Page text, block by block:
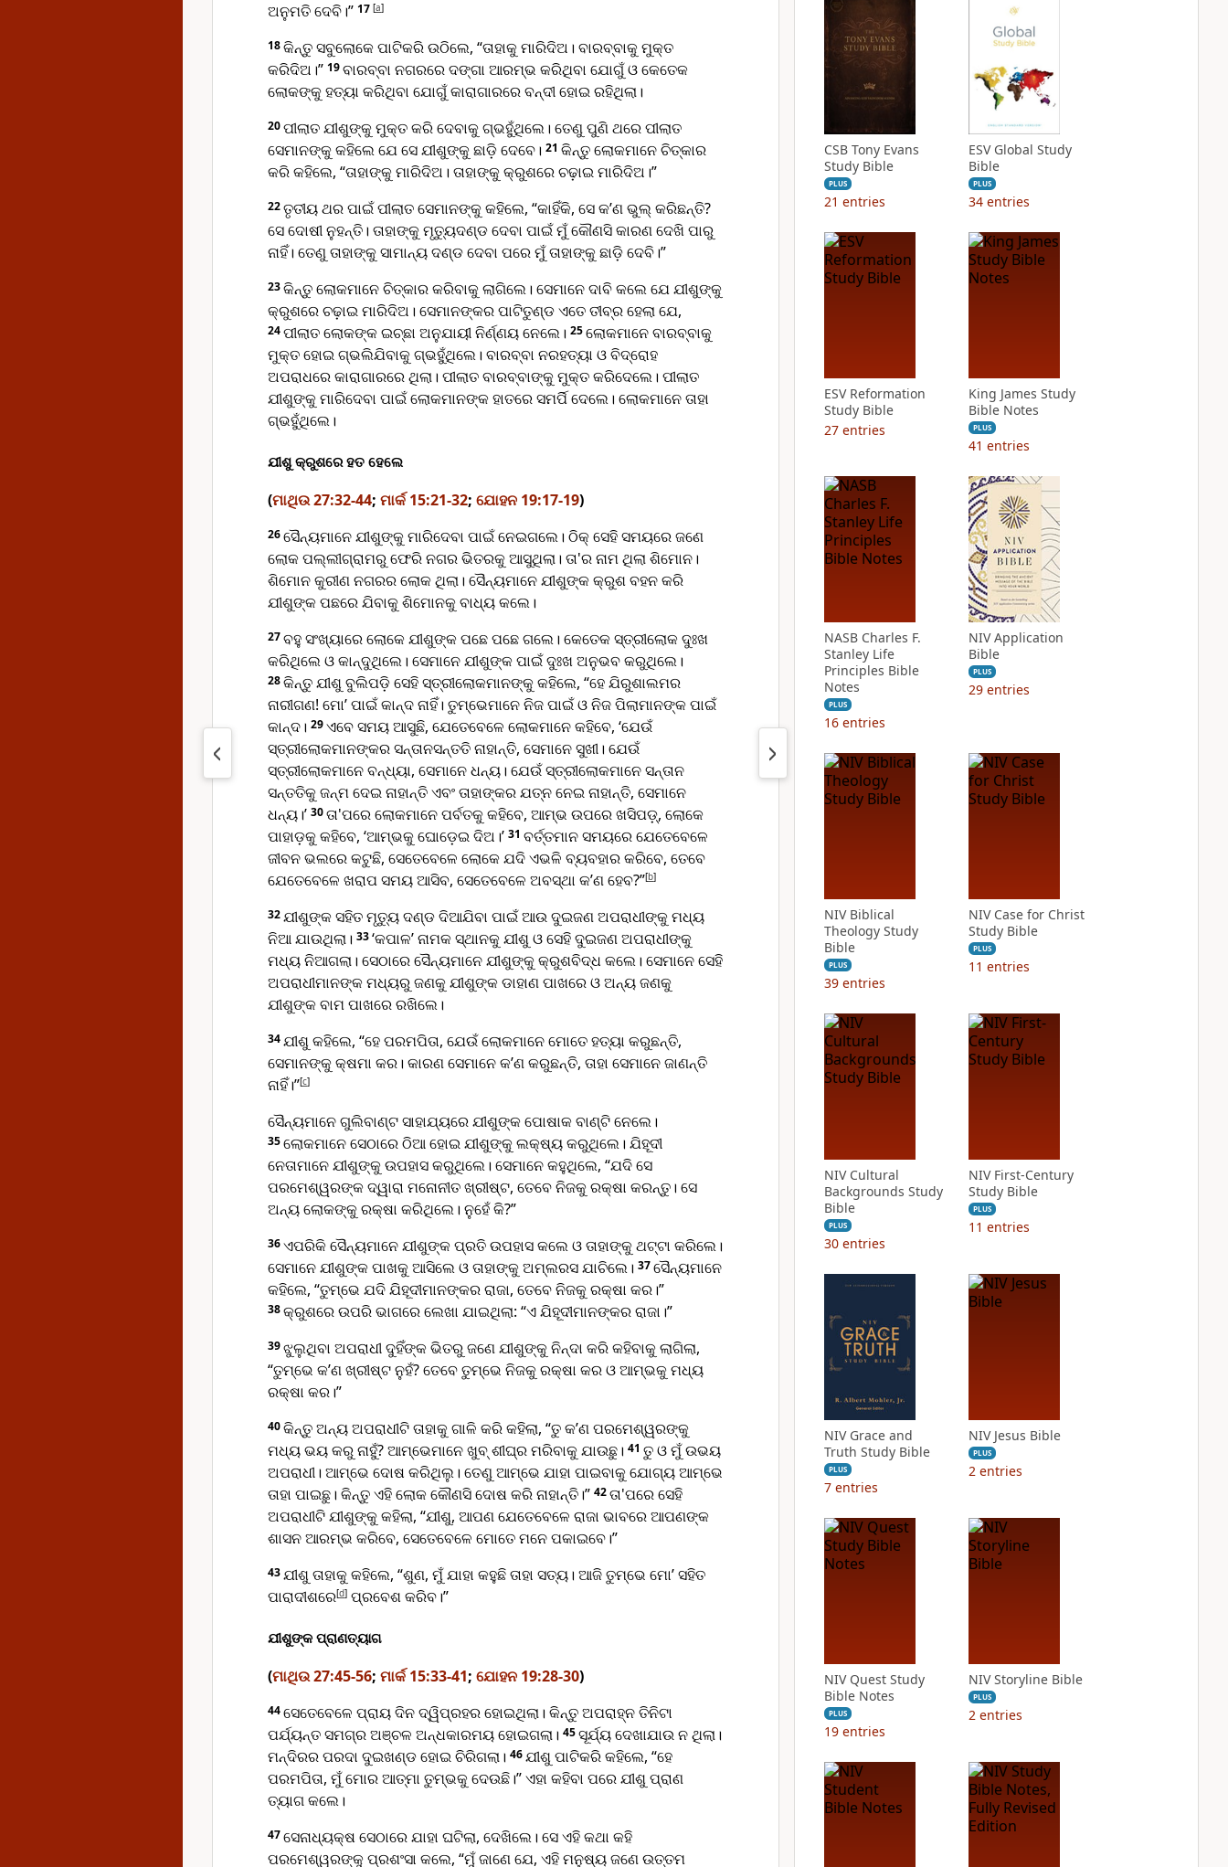
ଅନୁମତି ଦେବି।” 17 [a]
18କିନ୍ତୁ ସବୁଲୋକେ ପାଟିକରି ଉଠିଲେ, “ତାହାକୁ ମାରିଦିଅ। ବାର‌ବ୍‌ବାକୁ ମୁକ୍ତ
କରିଦିଅ।” 19ବାର‌ବ୍‌ବା ନଗରରେ ଦଙ୍ଗା ଆରମ୍ଭ କରିଥିବା ଯୋଗୁଁ ଓ କେତେକ
ଲୋକଙ୍କୁ ହତ୍ୟା କରିଥିବା ଯୋଗୁଁ କାରାଗାରରେ ବନ୍ଦୀ ହୋଇ ରହିଥିଲା।
20ପୀଲାତ ଯୀଶୁଙ୍କୁ ମୁକ୍ତ କରି ଦେବାକୁ ଗ୍ଭହୁଁଥିଲେ। ତେଣୁ ପୁଣି ଥରେ ପୀଲାତ
ସେମାନଙ୍କୁ କହିଲେ ଯେ ସେ ଯୀଶୁଙ୍କୁ ଛାଡ଼ି ଦେବେ। 21 କିନ୍ତୁ ଲୋକମାନେ ଚିତ୍କାର
କରି କହିଲେ, “ତାହାଙ୍କୁ ମାରିଦିଅ। ତାହାଙ୍କୁ କ୍ରୁଶରେ ଚଢ଼ାଇ ମାରିଦିଅ।”
22ତୃତୀୟ ଥର ପାଇଁ ପୀଲାତ ସେମାନଙ୍କୁ କହିଲେ, “କାହିଁକି, ସେ କ’ଣ ଭୁଲ୍ କରିଛନ୍ତି?
ସେ ଦୋଷୀ ନୁହନ୍ତି। ତାହାଙ୍କୁ ମୃତ୍ୟୁଦଣ୍ଡ ଦେବା ପାଇଁ ମୁଁ କୌଣସି କାରଣ ଦେଖି ପାରୁ
ନାହିଁ। ତେଣୁ ତାହାଙ୍କୁ ସାମାନ୍ୟ ଦଣ୍ଡ ଦେବା ପରେ ମୁଁ ତାହାଙ୍କୁ ଛାଡ଼ି ଦେବି।”
23କିନ୍ତୁ ଲୋକମାନେ ଚିତ୍କାର କରିବାକୁ ଲାଗିଲେ। ସେମାନେ ଦାବି କଲେ ଯେ ଯୀଶୁଙ୍କୁ
କ୍ରୁଶରେ ଚଢ଼ାଇ ମାରିଦିଅ। ସେମାନଙ୍କର ପାଟିତୁଣ୍ଡ ଏତେ ତୀବ୍ର ହେଲା ଯେ,
24ପୀଲାତ ଲୋକଙ୍କ ଇଚ୍ଛା ଅନୁଯାୟୀ ନିର୍ଣ୍ଣୟ ନେଲେ। 25ଲୋକମାନେ ବାର‌ବ୍‌ବାକୁ
ମୁକ୍ତ ହୋଇ ଗ୍ଭଲିଯିବାକୁ ଗ୍ଭହୁଁଥିଲେ। ବାର‌ବ୍‌ବା ନରହତ୍ୟା ଓ ବିଦ୍ରୋହ
ଅପରାଧରେ କାରାଗାରରେ ଥିଲା। ପୀଲାତ ବାର‌ବ୍‌ବାଙ୍କୁ ମୁକ୍ତ କରିଦେଲେ। ପୀଲାତ
ଯୀଶୁଙ୍କୁ ମାରିଦେବା ପାଇଁ ଲୋକମାନଙ୍କ ହାତରେ ସମର୍ପି ଦେଲେ। ଲୋକମାନେ ତାହା
ଗ୍ଭହୁଁଥିଲେ।
ଯୀଶୁ କ୍ରୁଶରେ ହତ ହେଲେ
(ମାଥିଉ 27:32-44; ମାର୍କ 15:21-32; ଯୋହନ 19:17-19)
26ସୈନ୍ୟମାନେ ଯୀଶୁଙ୍କୁ ମାରିଦେବା ପାଇଁ ନେଇଗଲେ। ଠିକ୍ ସେହି ସମୟରେ ଜଣେ
ଲୋକ ପଲ୍ଲୀଗ୍ରାମରୁ ଫେରି ନଗର ଭିତରକୁ ଆସୁଥିଲା। ତା'ର ନାମ ଥିଲା ଶିମୋନ।
ଶିମୋନ କୁରୀଣ ନଗରର ଲୋକ ଥିଲା। ସୈନ୍ୟମାନେ ଯୀଶୁଙ୍କ କ୍ରୁଶ ବହନ କରି
ଯୀଶୁଙ୍କ ପଛରେ ଯିବାକୁ ଶିମୋନକୁ ବାଧ୍ୟ କଲେ।
27ବହୁ ସଂଖ୍ୟାରେ ଲୋକେ ଯୀଶୁଙ୍କ ପଛେ ପଛେ ଗଲେ। କେତେକ ସ୍ତ୍ରୀଲୋକ ଦୁଃଖ
କରିଥିଲେ ଓ କାନ୍ଦୁଥିଲେ। ସେମାନେ ଯୀଶୁଙ୍କ ପାଇଁ ଦୁଃଖ ଅନୁଭବ କରୁଥିଲେ।
28କିନ୍ତୁ ଯୀଶୁ ବୁଲିପଡ଼ି ସେହି ସ୍ତ୍ରୀଲୋକମାନଙ୍କୁ କହିଲେ, “ହେ ଯିରୁଶାଲମର
ନାରୀଗଣ! ମୋ’ ପାଇଁ କାନ୍ଦ ନାହିଁ। ତୁମ୍ଭେମାନେ ନିଜ ପାଇଁ ଓ ନିଜ ପିଲାମାନଙ୍କ ପାଇଁ
କାନ୍ଦ। 29ଏବେ ସମୟ ଆସୁଛି, ଯେତେବେଳେ ଲୋକମାନେ କହିବେ, ‘ଯେଉଁ
ସ୍ତ୍ରୀଲୋକମାନଙ୍କର ସନ୍ତାନସନ୍ତତି ନାହାନ୍ତି, ସେମାନେ ସୁଖୀ। ଯେଉଁ
ସ୍ତ୍ରୀଲୋକମାନେ ବନ୍ଧ୍ୟା, ସେମାନେ ଧନ୍ୟ। ଯେଉଁ ସ୍ତ୍ରୀଲୋକମାନେ ସନ୍ତାନ
ସନ୍ତତିକୁ ଜନ୍ମ ଦେଇ ନାହାନ୍ତି ଏବଂ ତାହାଙ୍କର ଯତ୍ନ ନେଇ ନାହାନ୍ତି, ସେମାନେ
ଧନ୍ୟ।’ 30ତା'ପରେ ଲୋକମାନେ ପର୍ବତକୁ କହିବେ, ଆମ୍ଭ ଉପରେ ଖସିପଡ଼୍, ଲୋକେ
ପାହାଡ଼କୁ କହିବେ, ‘ଆମ୍ଭକୁ ଘୋଡ଼େଇ ଦିଅ।’ 31 ବର୍ତ୍ତମାନ ସମୟରେ ଯେତେବେଳେ
ଜୀବନ ଭଲରେ କଟୁଛି, ସେତେବେଳେ ଲୋକେ ଯଦି ଏଭଳି ବ୍ୟବହାର କରିବେ, ତେବେ
ଯେତେବେଳେ ଖରାପ ସମୟ ଆସିବ, ସେତେବେଳେ ଅବସ୍ଥା କ’ଣ ହେବ?”[b]
32ଯୀଶୁଙ୍କ ସହିତ ମୃତ୍ୟୁ ଦଣ୍ଡ ଦିଆଯିବା ପାଇଁ ଆଉ ଦୁଇଜଣ ଅପରାଧୀଙ୍କୁ ମଧ୍ୟ
ନିଆ ଯାଉଥିଲା। 33‘କପାଳ’ ନାମକ ସ୍ଥାନକୁ ଯୀଶୁ ଓ ସେହି ଦୁଇଜଣ ଅପରାଧୀଙ୍କୁ
ମଧ୍ୟ ନିଆଗଲା। ସେଠାରେ ସୈନ୍ୟମାନେ ଯୀଶୁଙ୍କୁ କ୍ରୁଶବିଦ୍ଧ କଲେ। ସେମାନେ ସେହି
ଅପରାଧୀମାନଙ୍କ ମଧ୍ୟରୁ ଜଣକୁ ଯୀଶୁଙ୍କ ଡାହାଣ ପାଖରେ ଓ ଅନ୍ୟ ଜଣକୁ
ଯୀଶୁଙ୍କ ବାମ ପାଖରେ ରଖିଲେ।
34ଯୀଶୁ କହିଲେ, “ହେ ପରମପିତା, ଯେଉଁ ଲୋକମାନେ ମୋତେ ହତ୍ୟା କରୁଛନ୍ତି,
ସେମାନଙ୍କୁ କ୍ଷମା କର। କାରଣ ସେମାନେ କ’ଣ କରୁଛନ୍ତି, ତାହା ସେମାନେ ଜାଣନ୍ତି
ନାହିଁ।”[c]
ସୈନ୍ୟମାନେ ଗୁଲିବାଣ୍ଟ ସାହାଯ୍ୟରେ ଯୀଶୁଙ୍କ ପୋଷାକ ବାଣ୍ଟି ନେଲେ।
35ଲୋକମାନେ ସେଠାରେ ଠିଆ ହୋଇ ଯୀଶୁଙ୍କୁ ଲକ୍ଷ୍ୟ କରୁଥିଲେ। ଯିହୂଦୀ
ନେତାମାନେ ଯୀଶୁଙ୍କୁ ଉପହାସ କରୁଥିଲେ। ସେମାନେ କହୁଥିଲେ, “ଯଦି ସେ
ପରମେଶ୍ୱରଙ୍କ ଦ୍ୱାରା ମନୋନୀତ ଖ୍ରୀଷ୍ଟ, ତେବେ ନିଜକୁ ରକ୍ଷା କରନ୍ତୁ। ସେ
ଅନ୍ୟ ଲୋକଙ୍କୁ ରକ୍ଷା କରିଥିଲେ। ନୁହେଁ କି?”
36ଏପରିକି ସୈନ୍ୟମାନେ ଯୀଶୁଙ୍କ ପ୍ରତି ଉପହାସ କଲେ ଓ ତାହାଙ୍କୁ ଥଟ୍ଟା କରିଲେ।
ସେମାନେ ଯୀଶୁଙ୍କ ପାଖକୁ ଆସିଲେ ଓ ତାହାଙ୍କୁ ଅମ୍ଲରସ ଯାଚିଲେ। 37ସୈନ୍ୟମାନେ
କହିଲେ, “ତୁମ୍ଭେ ଯଦି ଯିହୂଦୀମାନଙ୍କର ରାଜା, ତେବେ ନିଜକୁ ରକ୍ଷା କର।”
38କ୍ରୁଶରେ ଉପରି ଭାଗରେ ଲେଖା ଯାଇଥିଲା: “ଏ ଯିହୂଦୀମାନଙ୍କର ରାଜା।”
39ଝୁଲୁଥିବା ଅପରାଧୀ ଦୁହିଁଙ୍କ ଭିତରୁ ଜଣେ ଯୀଶୁଙ୍କୁ ନିନ୍ଦା କରି କହିବାକୁ ଲାଗିଲା,
“ତୁମ୍ଭେ କ’ଣ ଖ୍ରୀଷ୍ଟ ନୁହଁ? ତେବେ ତୁମ୍ଭେ ନିଜକୁ ରକ୍ଷା କର ଓ ଆମ୍ଭକୁ ମଧ୍ୟ
ରକ୍ଷା କର।”
40କିନ୍ତୁ ଅନ୍ୟ ଅପରାଧୀଟି ତାହାକୁ ଗାଳି କରି କହିଲା, “ତୁ କ’ଣ ପରମେଶ୍ୱରଙ୍କୁ
ମଧ୍ୟ ଭୟ କରୁ ନାହୁଁ? ଆମ୍ଭେମାନେ ଖୁବ୍ ଶୀଘ୍ର ମରିବାକୁ ଯାଉଛୁ। 41 ତୁ ଓ ମୁଁ ଉଭୟ
ଅପରାଧୀ। ଆମ୍ଭେ ଦୋଷ କରିଥିଲୁ। ତେଣୁ ଆମ୍ଭେ ଯାହା ପାଇବାକୁ ଯୋଗ୍ୟ ଆମ୍ଭେ
ତାହା ପାଇଛୁ। କିନ୍ତୁ ଏହି ଲୋକ କୌଣସି ଦୋଷ କରି ନାହାନ୍ତି।” 42ତା'ପରେ ସେହି
ଅପରାଧୀଟି ଯୀଶୁଙ୍କୁ କହିଲା, “ଯୀଶୁ, ଆପଣ ଯେତେବେଳେ ରାଜା ଭାବରେ ଆପଣଙ୍କ
ଶାସନ ଆରମ୍ଭ କରିବେ, ସେତେବେଳେ ମୋତେ ମନେ ପକାଇବେ।”
43ଯୀଶୁ ତାହାକୁ କହିଲେ, “ଶୁଣ, ମୁଁ ଯାହା କହୁଛି ତାହା ସତ୍ୟ। ଆଜି ତୁମ୍ଭେ ମୋ’ ସହିତ
ପାରାଦୀଶରେ[d] ପ୍ରବେଶ କରିବ।”
ଯୀଶୁଙ୍କ ପ୍ରାଣତ୍ୟାଗ
(ମାଥିଉ 27:45-56; ମାର୍କ 15:33-41; ଯୋହନ 19:28-30)
44ସେତେବେଳେ ପ୍ରାୟ ଦିନ ଦ୍ୱିପ୍ରହର ହୋଇଥିଲା। କିନ୍ତୁ ଅପରାହ୍ନ ତିନିଟା
ପର୍ଯ୍ୟନ୍ତ ସମଗ୍ର ଅଞ୍ଚଳ ଅନ୍ଧକାରମୟ ହୋଇଗଲା। 45ସୂର୍ଯ୍ୟ ଦେଖାଯାଉ ନ ଥିଲା।
ମନ୍ଦିରର ପରଦା ଦୁଇଖଣ୍ଡ ହୋଇ ଚିରିଗଲା। 46ଯୀଶୁ ପାଟିକରି କହିଲେ, “ହେ
ପରମପିତା, ମୁଁ ମୋର ଆତ୍ମା ତୁମ୍ଭକୁ ଦେଉଛି।” ଏହା କହିବା ପରେ ଯୀଶୁ ପ୍ରାଣ
ତ୍ୟାଗ କଲେ।
47ସେନାଧ୍ୟକ୍ଷ ସେଠାରେ ଯାହା ଘଟିଲା, ଦେଖିଲେ। ସେ ଏହି କଥା କହି
ପରମେଶ୍ୱରଙ୍କୁ ପ୍ରଶଂସା କଲେ, “ମୁଁ ଜାଣେ ଯେ, ଏହି ମନୁଷ୍ୟ ଜଣେ ଉତ୍ତମ
CSB Tony Evans
Study Bible
PLUS
21 entries
ESV Global Study
Bible
PLUS
34 entries
ESV Reformation
Study Bible
27 entries
King James Study
Bible Notes
PLUS
41 entries
NASB Charles F.
Stanley Life
Principles Bible
Notes
PLUS
16 entries
NIV Application
Bible
PLUS
29 entries
NIV Biblical
Theology Study
Bible
PLUS
39 entries
NIV Case for Christ
Study Bible
PLUS
11 entries
NIV Cultural
Backgrounds Study
Bible
PLUS
30 entries
NIV First-Century
Study Bible
PLUS
11 entries
NIV Grace and
Truth Study Bible
PLUS
7 entries
NIV Jesus Bible
PLUS
2 entries
NIV Quest Study
Bible Notes
PLUS
19 entries
NIV Storyline Bible
PLUS
2 entries